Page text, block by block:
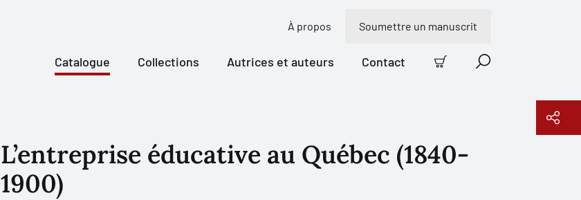
À propos Soumettre un manuscrit
Catalogue Collections Autrices et auteurs Contact
Panier Recherche
L’entreprise éducative au Québec (1840-
1900)